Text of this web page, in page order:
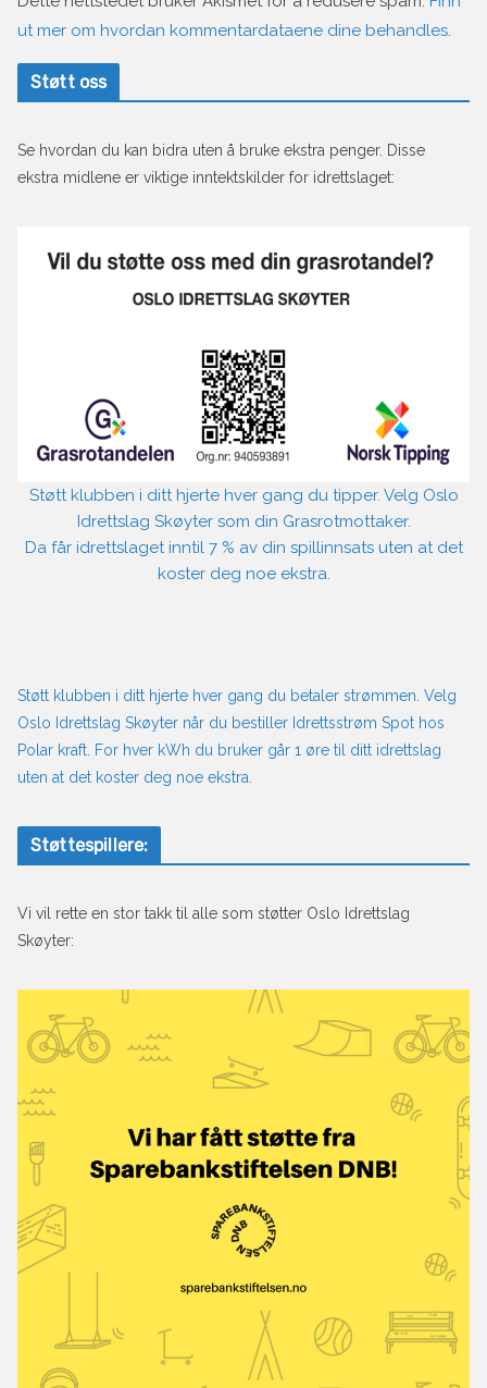
ut mer om hvordan kommentardataene dine behandles.
Støtt oss
Se hvordan du kan bidra uten å bruke ekstra penger. Disse
ekstra midlene er viktige inntektskilder for idrettslaget:
Støtt klubben i ditt hjerte hver gang du tipper. Velg Oslo
Idrettslag Skøyter som din Grasrotmottaker.
Da får idrettslaget inntil 7 % av din spillinnsats uten at det
koster deg noe ekstra.
Støtt klubben i ditt hjerte hver gang du betaler strømmen. Velg
Oslo Idrettslag Skøyter når du bestiller Idrettsstrøm Spot hos
Polar kraft. For hver kWh du bruker går 1 øre til ditt idrettslag
uten at det koster deg noe ekstra.
Støttespillere:
Vi vil rette en stor takk til alle som støtter Oslo Idrettslag
Skøyter: